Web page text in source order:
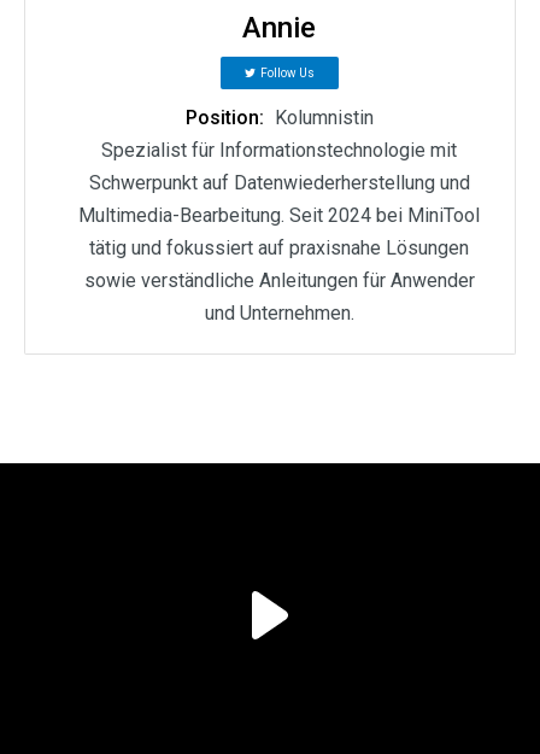
Annie
Follow Us
Position: Kolumnistin
Spezialist für Informationstechnologie mit
Schwerpunkt auf Datenwiederherstellung und
Multimedia-Bearbeitung. Seit 2024 bei MiniTool
tätig und fokussiert auf praxisnahe Lösungen
sowie verständliche Anleitungen für Anwender
und Unternehmen.